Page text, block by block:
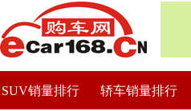
SUV销量排行 轿车销量排行